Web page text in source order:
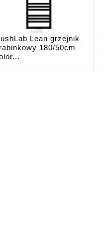
Lean grzejnik
180/50cm